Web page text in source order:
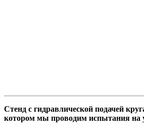
Стенд с гидравлической подачей
котором мы проводим испытания на